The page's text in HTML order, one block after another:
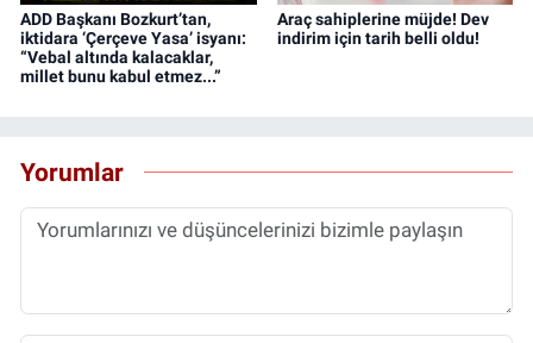
ADD Başkanı Bozkurt’tan,
iktidara ‘Çerçeve Yasa’ isyanı:
“Vebal altında kalacaklar,
millet bunu kabul etmez...”
Araç sahiplerine müjde! Dev
indirim için tarih belli oldu!
Yorumlar